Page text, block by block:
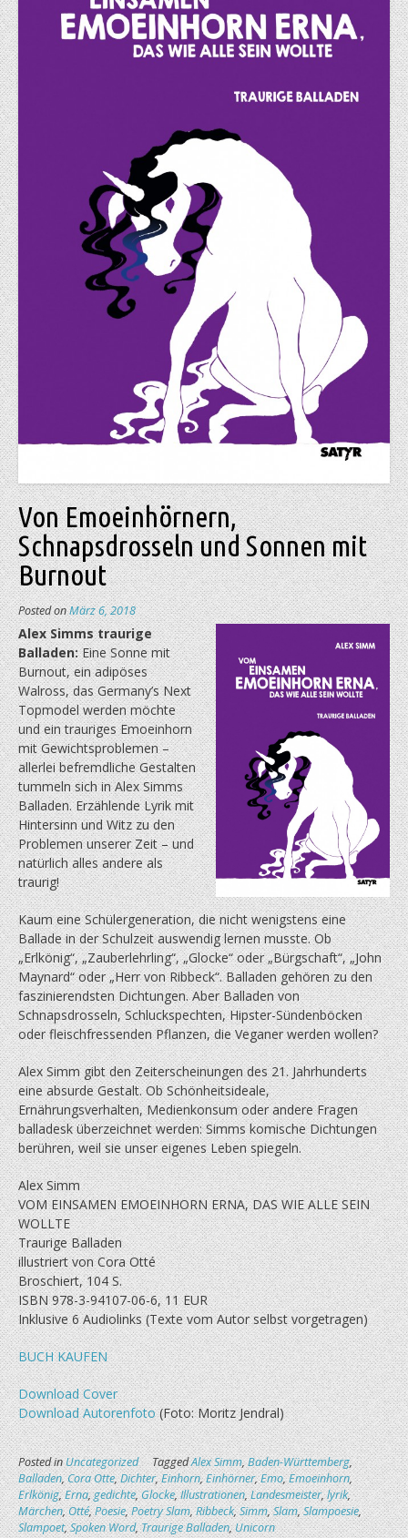
Von Emoeinhörnern,
Schnapsdrosseln und Sonnen mit
Burnout
Posted onMärz 6, 2018
Alex Simms traurige
Balladen:Eine Sonne mit
Burnout, ein adipöses
Walross, das Germany’s Next
Topmodel werden möchte
und ein trauriges Emoeinhorn
mit Gewichtsproblemen –
allerlei befremdliche Gestalten
tummeln sich in Alex Simms
Balladen. Erzählende Lyrik mit
Hintersinn und Witz zu den
Problemen unserer Zeit – und
natürlich alles andere als
traurig!
Kaum eine Schülergeneration, die nicht wenigstens eine
Ballade in der Schulzeit auswendig lernen musste. Ob
„Erlkönig“, „Zauberlehrling“, „Glocke“ oder „Bürgschaft“, „John
Maynard“ oder „Herr von Ribbeck“. Balladen gehören zu den
faszinierendsten Dichtungen. Aber Balladen von
Schnapsdrosseln, Schluckspechten, Hipster-Sündenböcken
oder fleischfressenden Pflanzen, die Veganer werden wollen?
Alex Simm gibt den Zeiterscheinungen des 21. Jahrhunderts
eine absurde Gestalt. Ob Schönheitsideale,
Ernährungsverhalten, Medienkonsum oder andere Fragen
balladesk überzeichnet werden: Simms komische Dichtungen
berühren, weil sie unser eigenes Leben spiegeln.
Alex Simm
VOM EINSAMEN EMOEINHORN ERNA, DAS WIE ALLE SEIN
WOLLTE
Traurige Balladen
illustriert von Cora Otté
Broschiert, 104 S.
ISBN 978-3-94107-06-6, 11 EUR
Inklusive 6 Audiolinks (Texte vom Autor selbst vorgetragen)
BUCH KAUFEN
Download Cover
Download Autorenfoto(Foto: Moritz Jendral)
Posted inUncategorized TaggedAlex Simm,Baden-Württemberg,
Balladen,Cora Otte,Dichter,Einhorn,Einhörner,Emo,Emoeinhorn,
Erlkönig,Erna,gedichte,Glocke,Illustrationen,Landesmeister,lyrik,
Märchen,Otté,Poesie,Poetry Slam,Ribbeck,Simm,Slam,Slampoesie,
Slampoet,Spoken Word,Traurige Balladen,Unicorn